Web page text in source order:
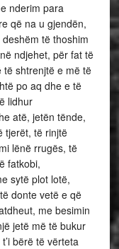
nderim para
që na u gjendën,
të thoshim
ndjehet, për fat të
shtrenjtë e më të
po aq dhe e të
lidhur
atë, jetën tënde,
tjerët, të rinjtë
lënë rrugës, të
fatkobi,
sytë plot lotë,
donte vetë e që
me besimin
jetë më të bukur
bërë të vërteta